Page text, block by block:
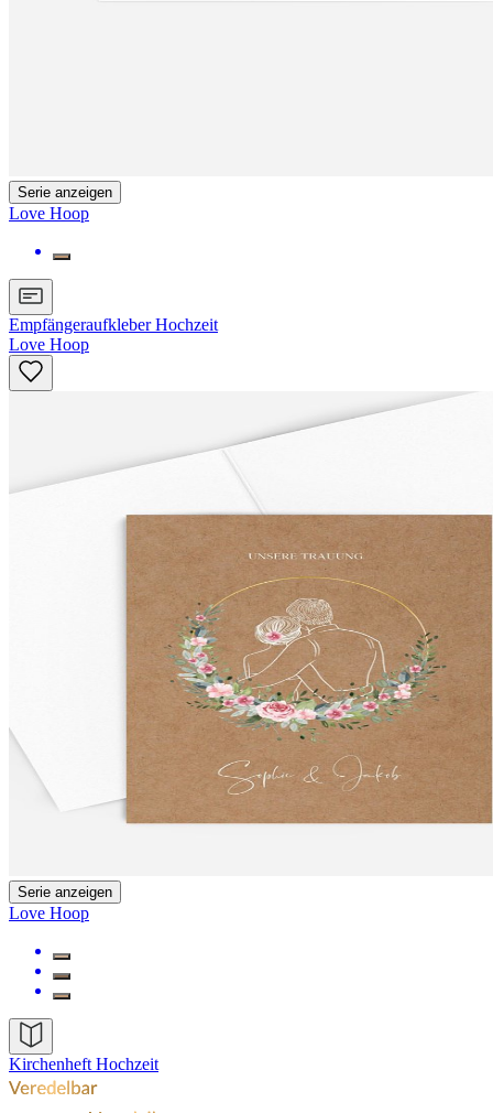
Serie anzeigen
Love Hoop
Empfängeraufkleber Hochzeit
Love Hoop
Serie anzeigen
Love Hoop
Kirchenheft Hochzeit